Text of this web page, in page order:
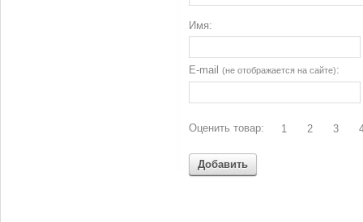
Имя:
E-mail (не отображается на сайте):
Оценить товар: 1 2 3
Добавить